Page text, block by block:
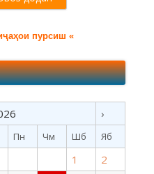
пурсиш «
›
Пн Чм Шб Яб
1
2